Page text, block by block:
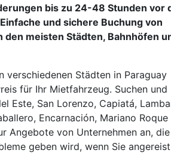
bis zu 24-48 Stunden vor
und sichere Buchung von
meisten Städten, Bahnhöfen
verschiedenen Städten in Paraguay
für Ihr Mietfahrzeug. Suchen und
Este, San Lorenzo, Capiatá,
Encarnación, Mariano Roque
Angebote von Unternehmen an,
geben wird, wenn Sie